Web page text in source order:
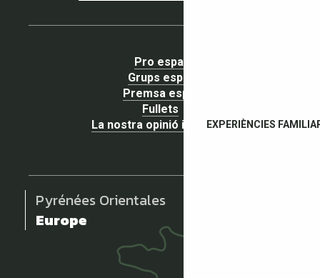
EXPERIÈNCIES
Pro espai
Grups espai
Premsa espai
Fullets
La nostra opinió importa !
Pyrénées Orientales
Europe